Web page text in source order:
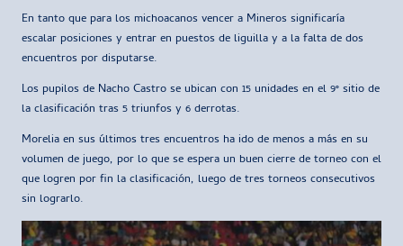
En tanto que para los michoacanos vencer a Mineros significaría
escalar posiciones y entrar en puestos de liguilla y a la falta de dos
encuentros por disputarse.
Los pupilos de Nacho Castro se ubican con 15 unidades en el 9° sitio de
la clasificación tras 5 triunfos y 6 derrotas.
Morelia en sus últimos tres encuentros ha ido de menos a más en su
volumen de juego, por lo que se espera un buen cierre de torneo con el
que logren por fin la clasificación, luego de tres torneos consecutivos
sin lograrlo.